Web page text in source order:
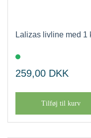
Lalizas livline med
259,00 DKK
Tilføj til kurv